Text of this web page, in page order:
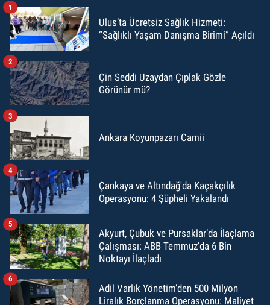
Ulus’ta Ücretsiz Sağlık Hizmeti:
“Sağlıklı Yaşam Danışma Birimi” Açıldı
1
Çin Seddi Uzaydan Çıplak Gözle
Görünür mü?
2
Ankara Koyunpazarı Camii
3
Çankaya ve Altındağ'da Kaçakçılık
Operasyonu: 4 Şüpheli Yakalandı
4
Akyurt, Çubuk ve Pursaklar’da İlaçlama
Çalışması: ABB Temmuz’da 6 Bin
Noktayı İlaçladı
5
Adil Varlık Yönetim’den 500 Milyon
Liralık Borçlanma Operasyonu: Maliyet
6